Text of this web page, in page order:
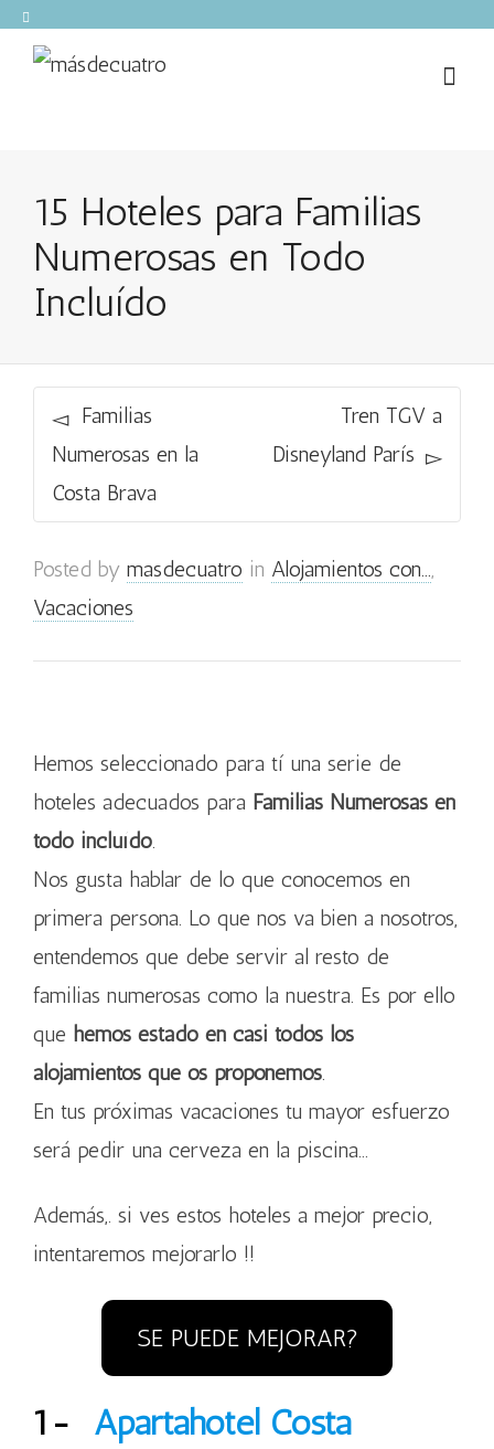
15 Hoteles para Familias
Numerosas en Todo
Incluído
Familias
Numerosas en la
Costa Brava
Tren TGV a
Disneyland París
Posted by masdecuatro in Alojamientos con...,
Vacaciones
Hemos seleccionado para tí una serie de
hoteles adecuados para Familias Numerosas en
todo incluído.
Nos gusta hablar de lo que conocemos en
primera persona. Lo que nos va bien a nosotros,
entendemos que debe servir al resto de
familias numerosas como la nuestra. Es por ello
que hemos estado en casi todos los
alojamientos que os proponemos.
En tus próximas vacaciones tu mayor esfuerzo
será pedir una cerveza en la piscina…
Además,. si ves estos hoteles a mejor precio,
intentaremos mejorarlo !!
SE PUEDE MEJORAR?
1- Apartahotel Costa